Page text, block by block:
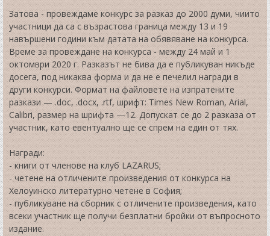
Затова - провеждаме конкурс за разказ до 2000 думи, чиито
участници да са с възрастова граница между 13 и 19
навършени години към датата на обявяване на конкурса.
Време за провеждане на конкурса - между 24 май и 1
октомври 2020 г. Разказът не бива да е публикуван никъде
досега, под никаква форма и да не е печелил награди в
други конкурси. Формат на файловете на изпратените
разкази — .doc, .docx, .rtf, шрифт: Times New Roman, Arial,
Calibri, размер на шрифта —12. Допускат се до 2 разказа от
участник, като евентуално ще се спрем на един от тях.
Награди:
- книги от членове на клуб LAZARUS;
- четене на отличените произведения от конкурса на
Хелоуинско литературно четене в София;
- публикуване на сборник с отличените произведения, като
всеки участник ще получи безплатни бройки от въпросното
издание.